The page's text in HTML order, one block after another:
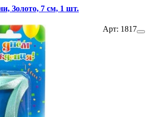
Золото, 7 см, 1 шт.
Арт: 1817